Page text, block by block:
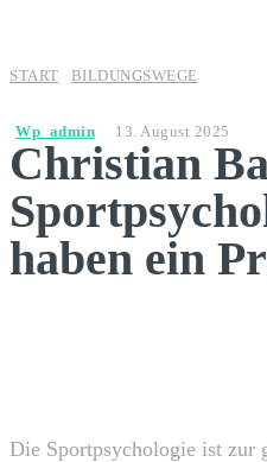
START BILDUNGSWEGE
Wp_admin 13. August 2025
Christian
haben ein
Die Sportpsychologie ist zur